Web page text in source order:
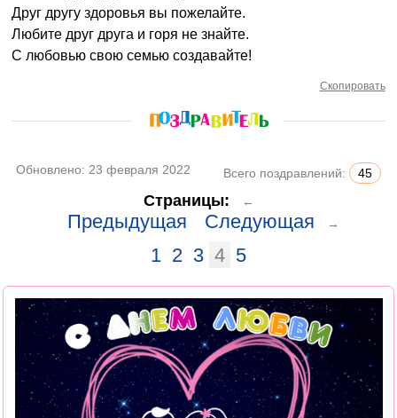
Друг другу здоровья вы пожелайте.
Любите друг друга и горя не знайте.
С любовью свою семью создавайте!
Скопировать
Обновлено: 23 февраля 2022 Всего поздравлений: 45
Страницы: ←
Предыдущая Следующая →
1 2 3 4 5